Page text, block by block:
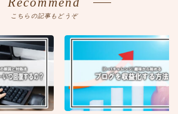
こちらの記事もどうぞ